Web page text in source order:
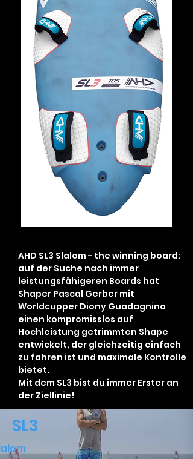
AHD SL3 Slalom - the winning board:
auf der Suche nach immer
leistungsfähigeren Boards hat
Shaper Pascal Gerber mit
Worldcupper Diony Guadagnino
einen kompromisslos auf
Hochleistung getrimmten Shape
entwickelt, der gleichzeitig einfach
zu fahren ist und maximale Kontrolle
bietet.
Mit dem SL3 bist du immer Erster an
der Ziellinie!
SL3